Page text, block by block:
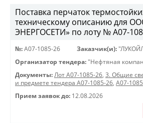
Поставка перчаток
техническому описанию для
ЭНЕРГОСЕТИ» по лоту № A07-
№: A07-1085-26 Заказчик(и):
Организатор тендера: "Нефтяная
Документы: Лот A07-1085-26, 3. Общие
и предмете тендера A07-1085-26, A07-
Прием заявок до: 12.08.2026